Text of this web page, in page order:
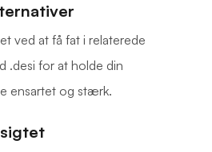
ved at få fat i relaterede
.desi for at holde din
ensartet og stærk.